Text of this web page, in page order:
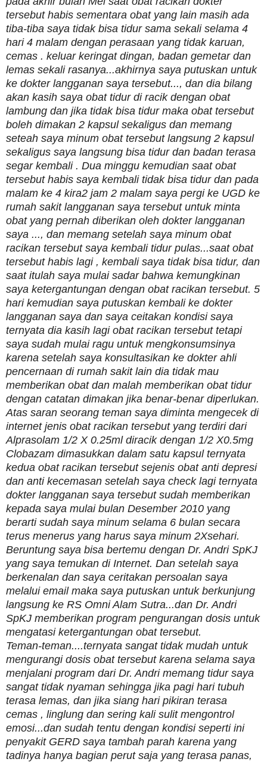
tersebut habis sementara obat yang lain masih ada
tiba-tiba saya tidak bisa tidur sama sekali selama 4
hari 4 malam dengan perasaan yang tidak karuan,
cemas . keluar keringat dingan, badan gemetar dan
lemas sekali rasanya...akhirnya saya putuskan untuk
ke dokter langganan saya tersebut..., dan dia bilang
akan kasih saya obat tidur di racik dengan obat
lambung dan jika tidak bisa tidur maka obat tersebut
boleh dimakan 2 kapsul sekaligus dan memang
seteah saya minum obat tersebut langsung 2 kapsul
sekaligus saya langsung bisa tidur dan badan terasa
segar kembali . Dua minggu kemudian saat obat
tersebut habis saya kembali tidak bisa tidur dan pada
malam ke 4 kira2 jam 2 malam saya pergi ke UGD ke
rumah sakit langganan saya tersebut untuk minta
obat yang pernah diberikan oleh dokter langganan
saya ..., dan memang setelah saya minum obat
racikan tersebut saya kembali tidur pulas...saat obat
tersebut habis lagi , kembali saya tidak bisa tidur, dan
saat itulah saya mulai sadar bahwa kemungkinan
saya ketergantungan dengan obat racikan tersebut. 5
hari kemudian saya putuskan kembali ke dokter
langganan saya dan saya ceitakan kondisi saya
ternyata dia kasih lagi obat racikan tersebut tetapi
saya sudah mulai ragu untuk mengkonsumsinya
karena setelah saya konsultasikan ke dokter ahli
pencernaan di rumah sakit lain dia tidak mau
memberikan obat dan malah memberikan obat tidur
dengan catatan dimakan jika benar-benar diperlukan.
Atas saran seorang teman saya diminta mengecek di
internet jenis obat racikan tersebut yang terdiri dari
Alprasolam 1/2 X 0.25ml diracik dengan 1/2 X0.5mg
Clobazam dimasukkan dalam satu kapsul ternyata
kedua obat racikan tersebut sejenis obat anti depresi
dan anti kecemasan setelah saya check lagi ternyata
dokter langganan saya tersebut sudah memberikan
kepada saya mulai bulan Desember 2010 yang
berarti sudah saya minum selama 6 bulan secara
terus menerus yang harus saya minum 2Xsehari.
Beruntung saya bisa bertemu dengan Dr. Andri SpKJ
yang saya temukan di Internet. Dan setelah saya
berkenalan dan saya ceritakan persoalan saya
melalui email maka saya putuskan untuk berkunjung
langsung ke RS Omni Alam Sutra...dan Dr. Andri
SpKJ memberikan program pengurangan dosis untuk
mengatasi ketergantungan obat tersebut.
Teman-teman....ternyata sangat tidak mudah untuk
mengurangi dosis obat tersebut karena selama saya
menjalani program dari Dr. Andri memang tidur saya
sangat tidak nyaman sehingga jika pagi hari tubuh
terasa lemas, dan jika siang hari pikiran terasa
cemas , linglung dan sering kali sulit mengontrol
emosi...dan sudah tentu dengan kondisi seperti ini
penyakit GERD saya tambah parah karena yang
tadinya hanya bagian perut saja yang terasa panas,